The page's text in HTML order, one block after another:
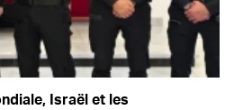
Israël et les